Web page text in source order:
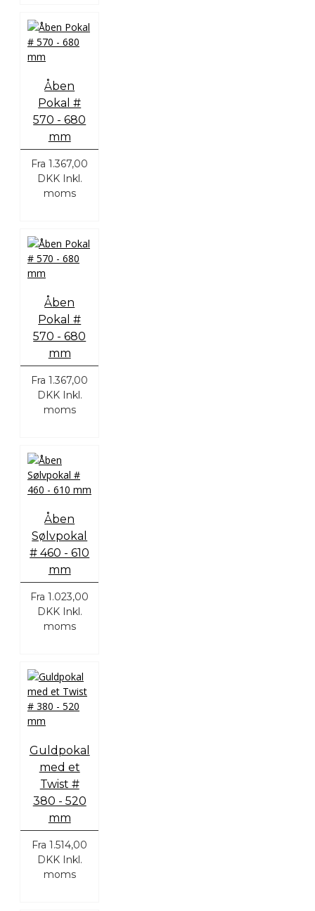
Åben
Pokal #
570 - 680
mm
Fra 1.367,00
DKK Inkl.
moms
Åben
Pokal #
570 - 680
mm
Fra 1.367,00
DKK Inkl.
moms
Åben
Sølvpokal
# 460 - 610
mm
Fra 1.023,00
DKK Inkl.
moms
Guldpokal
med et
Twist #
380 - 520
mm
Fra 1.514,00
DKK Inkl.
moms